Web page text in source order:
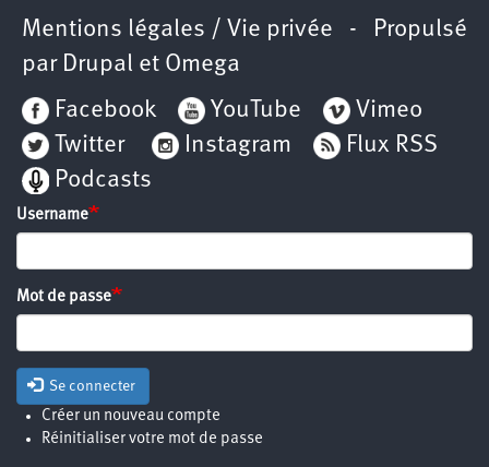
Mentions légales / Vie privée - Propulsé
par Drupal et Omega
Facebook
YouTube
Vimeo
Twitter
Instagram
Flux RSS
Podcasts
Username
Mot de passe
Se connecter
Créer un nouveau compte
Réinitialiser votre mot de passe